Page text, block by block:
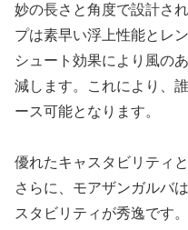
妙の長さと角度で設計さ
プは素早い浮上性能とレ
シュート効果により風の
減します。これにより、
ース可能となります。
優れたキャスタビリティ
さらに、モアザンガルバ
スタビリティが秀逸です